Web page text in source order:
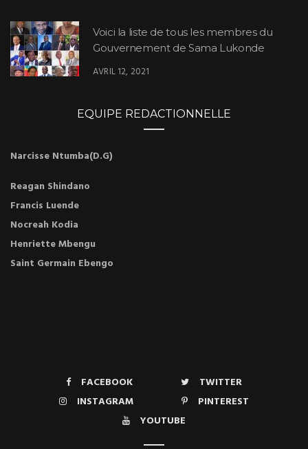
Voici la liste de tous les membres du
Gouvernement de Sama Lukonde
AVRIL 12, 2021
EQUIPE REDACTIONNELLE
Narcisse Ntumba(D.G)
Reagan Shindano
Francis Luende
Nocreah Kodia
Henriette Mbengu
Saint Germain Ebengo
FACEBOOK
TWITTER
INSTAGRAM
PINTEREST
YOUTUBE